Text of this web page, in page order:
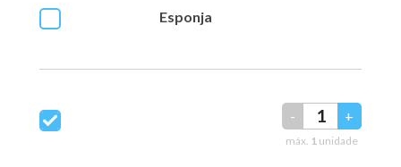
Esponja
- +
máx. 1 unidade